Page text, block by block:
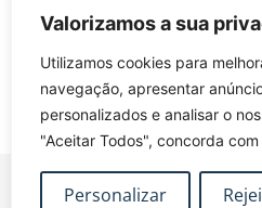
Valorizamos a sua
Utilizamos cookies para
navegação, apresentar
personalizados e analisar o
"Aceitar Todos", concorda
Personalizar